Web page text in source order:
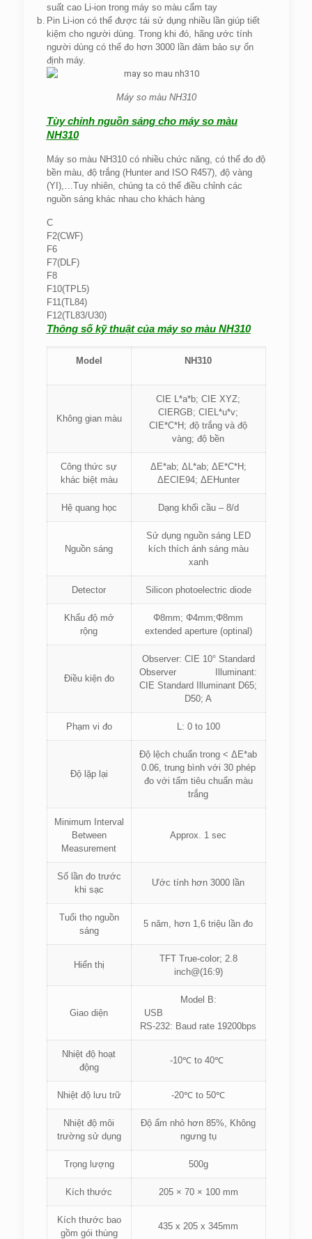
suất cao Li-ion trong máy so màu cẩm tay
Pin Li-ion có thể được tái sử dụng nhiều lần giúp tiết
kiệm cho người dùng. Trong khi đó, hãng ước tính
người dùng có thể đo hơn 3000 lần đảm bảo sự ổn
định máy.
Máy so màu NH310
Tùy chỉnh nguồn sáng cho máy so màu
NH310
Máy so màu NH310 có nhiều chức năng, có thể đo độ
bền màu, độ trắng (Hunter and ISO R457), độ vàng
(YI),…Tuy nhiên, chúng ta có thể điều chỉnh các
nguồn sáng khác nhau cho khách hàng
C
F2(CWF)
F6
F7(DLF)
F8
F10(TPL5)
F11(TL84)
F12(TL83/U30)
Thông số kỹ thuật của máy so màu NH310
Model NH310
Không gian màu
CIE L*a*b; CIE XYZ;
CIERGB; CIEL*u*v;
CIE*C*H; độ trắng và độ
vàng; độ bền
Công thức sự
khác biệt màu
ΔE*ab; ΔL*ab; ΔE*C*H;
ΔECIE94; ΔEHunter
Hệ quang học Dạng khối cầu – 8/d
Nguồn sáng
Sử dụng nguồn sáng LED
kích thích ánh sáng màu
xanh
Detector Silicon photoelectric diode
Khẩu độ mở
rộng
Φ8mm; Φ4mm;Φ8mm
extended aperture (optinal)
Điều kiện đo
Observer: CIE 10° Standard
Observer Illuminant:
CIE Standard Illuminant D65;
D50; A
Phạm vi đo L: 0 to 100
Độ lặp lại
Độ lệch chuẩn trong < ΔE*ab
0.06, trung bình với 30 phép
đo với tấm tiêu chuẩn màu
trắng
Minimum Interval
Between
Measurement
Approx. 1 sec
Số lần đo trước
khi sạc
Ước tính hơn 3000 lần
Tuổi thọ nguồn
sáng
5 năm, hơn 1,6 triệu lần đo
Hiển thị
TFT True-color; 2.8
inch@(16:9)
Giao diện
Model B:
USB
RS-232: Baud rate 19200bps
Nhiệt độ hoạt
động
-10℃ to 40℃
Nhiệt độ lưu trữ -20℃ to 50℃
Nhiệt độ môi
trường sử dụng
Độ ẩm nhỏ hơn 85%, Không
ngưng tụ
Trọng lượng 500g
Kích thước 205 × 70 × 100 mm
Kích thước bao
gồm gói thùng
435 x 205 x 345mm